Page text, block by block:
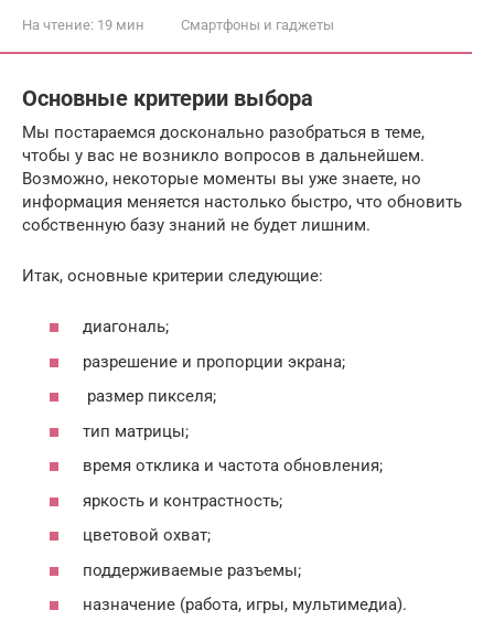
На чтение: 19 мин Смартфоны и гаджеты
Основные критерии выбора
Мы постараемся досконально разобраться в теме,
чтобы у вас не возникло вопросов в дальнейшем.
Возможно, некоторые моменты вы уже знаете, но
информация меняется настолько быстро, что обновить
собственную базу знаний не будет лишним.
Итак, основные критерии следующие:
диагональ;
разрешение и пропорции экрана;
размер пикселя;
тип матрицы;
время отклика и частота обновления;
яркость и контрастность;
цветовой охват;
поддерживаемые разъемы;
назначение (работа, игры, мультимедиа).